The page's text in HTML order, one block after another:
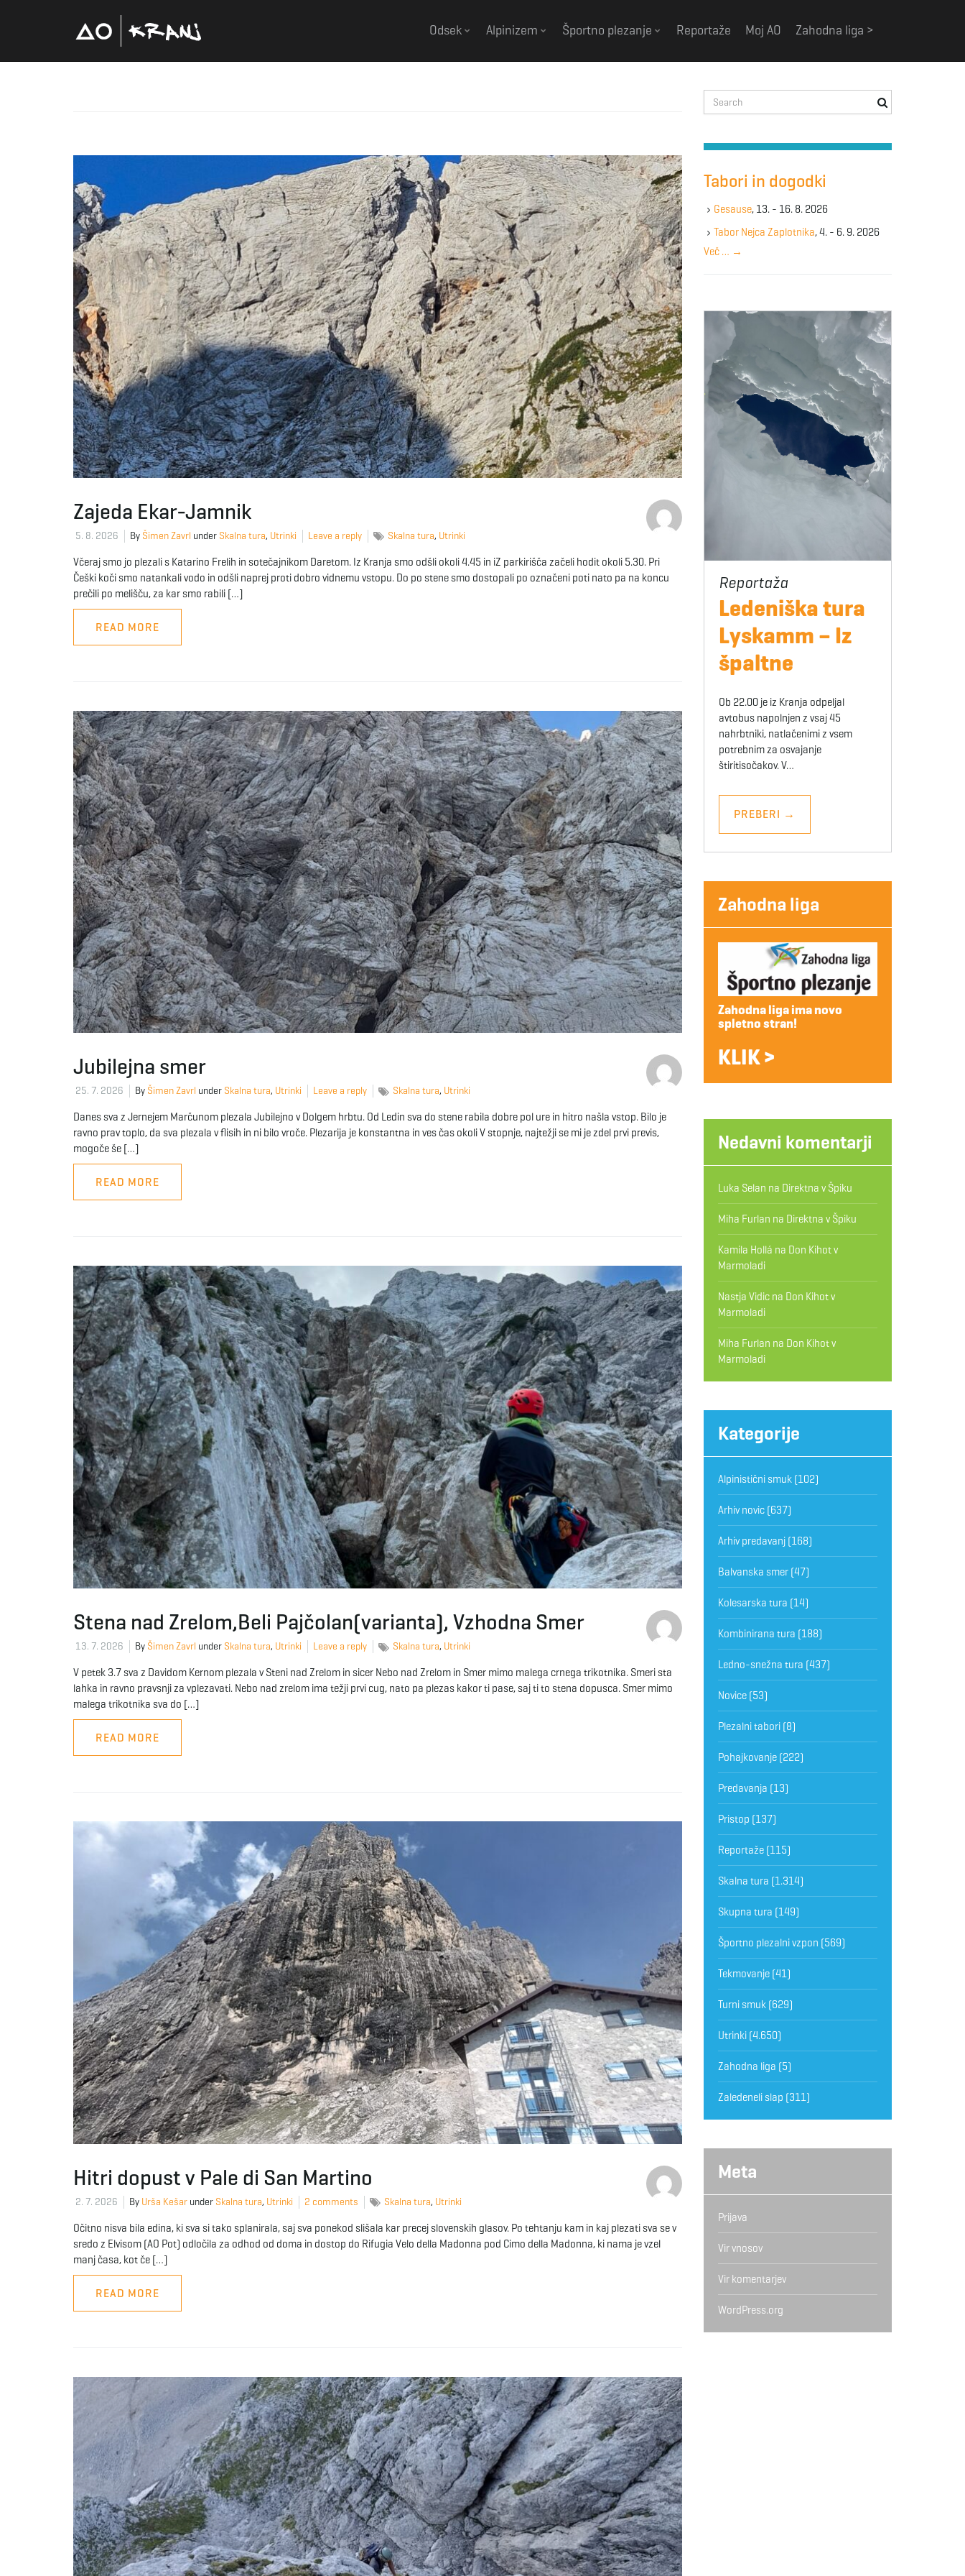
Odsek Alpinizem Športno plezanje Reportaže Moj AO Zahodna liga >
Zajeda Ekar-Jamnik
5. 8. 2026 By Šimen Zavrl under Skalna tura, Utrinki Leave a reply Skalna tura, Utrinki
Včeraj smo jo plezali s Katarino Frelih in sotečajnikom Daretom. Iz Kranja smo odšli okoli 4.45 in iZ parkirišča začeli hodit okoli 5.30. Pri
Češki koči smo natankali vodo in odšli naprej proti dobro vidnemu vstopu. Do po stene smo dostopali po označeni poti nato pa na koncu
prečili po melišču, za kar smo rabili […]
READ MORE
Jubilejna smer
25. 7. 2026 By Šimen Zavrl under Skalna tura, Utrinki Leave a reply Skalna tura, Utrinki
Danes sva z Jernejem Marčunom plezala Jubilejno v Dolgem hrbtu. Od Ledin sva do stene rabila dobre pol ure in hitro našla vstop. Bilo je
ravno prav toplo, da sva plezala v flisih in ni bilo vroče. Plezarija je konstantna in ves čas okoli V stopnje, najtežji se mi je zdel prvi previs,
mogoče še […]
READ MORE
Stena nad Zrelom,Beli Pajčolan(varianta), Vzhodna Smer
13. 7. 2026 By Šimen Zavrl under Skalna tura, Utrinki Leave a reply Skalna tura, Utrinki
V petek 3.7 sva z Davidom Kernom plezala v Steni nad Zrelom in sicer Nebo nad Zrelom in Smer mimo malega crnega trikotnika. Smeri sta
lahka in ravno pravsnji za vplezavati. Nebo nad zrelom ima težji prvi cug, nato pa plezas kakor ti pase, saj ti to stena dopusca. Smer mimo
malega trikotnika sva do […]
READ MORE
Hitri dopust v Pale di San Martino
2. 7. 2026 By Urša Kešar under Skalna tura, Utrinki 2 comments Skalna tura, Utrinki
Očitno nisva bila edina, ki sva si tako splanirala, saj sva ponekod slišala kar precej slovenskih glasov. Po tehtanju kam in kaj plezati sva se v
sredo z Elvisom (AO Pot) odločila za odhod od doma in dostop do Rifugia Velo della Madonna pod Cimo della Madonna, ki nama je vzel
manj časa, kot če […]
READ MORE
e
r
h
e
w
o
r
Tabori in dogodki
Gesause, 13. - 16. 8. 2026
Tabor Nejca Zaplotnika, 4. - 6. 9. 2026
Več … →
Ledeniška tura
Lyskamm – Iz
špaltne
Ob 22.00 je iz Kranja odpeljal
avtobus napolnjen z vsaj 45
nahrbtniki, natlačenimi z vsem
potrebnim za osvajanje
štiritisočakov. V…
PREBERI →
Zahodna liga
Zahodna liga ima novo
spletno stran!
KLIK >
Nedavni komentarji
Luka Selan na Direktna v Špiku
Miha Furlan na Direktna v Špiku
Kamila Hollá na Don Kihot v
Marmoladi
Nastja Vidicna Don Kihot v
Marmoladi
Miha Furlan na Don Kihot v
Marmoladi
Kategorije
Alpinistični smuk(102)
Arhiv novic(637)
Arhiv predavanj(168)
Balvanska smer(47)
Kolesarska tura (14)
Kombinirana tura (188)
Ledno-snežna tura (437)
Novice(53)
Plezalni tabori(8)
Pohajkovanje(222)
Predavanja (13)
Pristop (137)
Reportaže(115)
Skalna tura (1.314)
Skupna tura (149)
Športno plezalni vzpon (569)
Tekmovanje(41)
Turni smuk(629)
Utrinki(4.650)
Zahodna liga (5)
Zaledeneli slap (311)
Meta
Prijava
Vir vnosov
Vir komentarjev
WordPress.org